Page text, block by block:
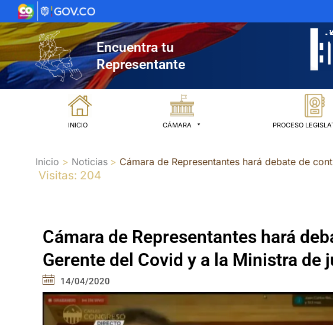
al
contenido
Encuentra tu
Representante
INICIO CÁMARA PROCESO
Inicio Noticias Cámara de Representantes hará debate de
Visitas: 204
Cámara de Representantes hará
Gerente del Covid y a la Ministra de
14/04/2020